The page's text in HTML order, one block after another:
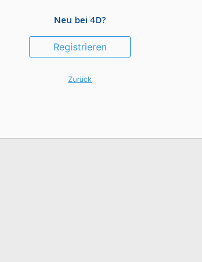
Neu bei 4D?
Registrieren
Zurück